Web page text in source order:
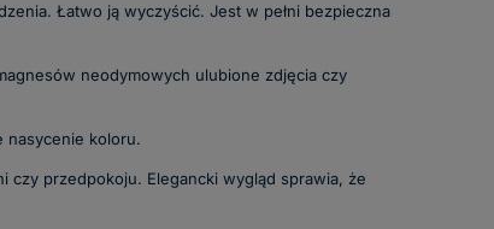
Łatwo ją wyczyścić. Jest w pełni bezpieczna
neodymowych ulubione zdjęcia czy
nasycenie koloru.
przedpokoju. Elegancki wygląd sprawia, że